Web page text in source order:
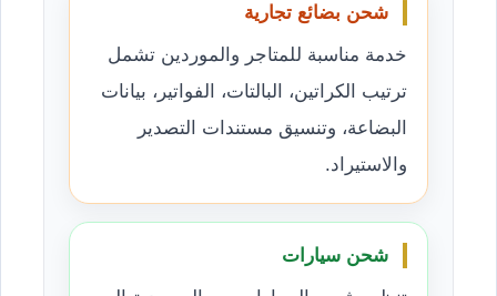
شحن بضائع تجارية
خدمة مناسبة للمتاجر والموردين تشمل
ترتيب الكراتين، البالتات، الفواتير، بيانات
البضاعة، وتنسيق مستندات التصدير
والاستيراد.
شحن سيارات